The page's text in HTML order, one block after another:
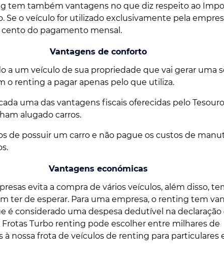
tem também vantagens no que diz respeito ao
Se o veículo for utilizado exclusivamente pela
do pagamento mensal.
Vantagens de conforto
a um veículo de sua propriedade que vai gerar uma
o renting a pagar apenas pelo que utiliza.
uma das vantagens fiscais oferecidas pelo
alugado carros.
de possuir um carro e não pague os custos de
Vantagens económicas
evita a compra de vários veículos, além disso,
ter de esperar. Para uma empresa, o renting tem
é considerado uma despesa dedutível na declaração
Frotas Turbo renting pode escolher entre milhares de
à nossa frota de veículos de renting para particulares